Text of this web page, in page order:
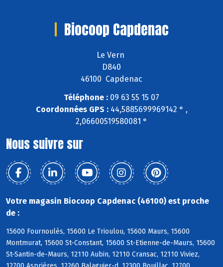
Biocoop Capdenac
Le Vern
D840
46100 Capdenac
Téléphone : 09 63 55 15 07
Coordonnées GPS :44,5885699969142 ° ,
2,06600519580081 °
Nous suivre sur
Votre magasin Biocoop Capdenac (46100) est proche
de :
15600 Fournoulès, 15600 Le Trioulou, 15600 Maurs, 15600
Montmurat, 15600 St-Constant, 15600 St-Etienne-de-Maurs, 15600
St-Santin-de-Maurs, 12110 Aubin, 12110 Cransac, 12110 Viviez,